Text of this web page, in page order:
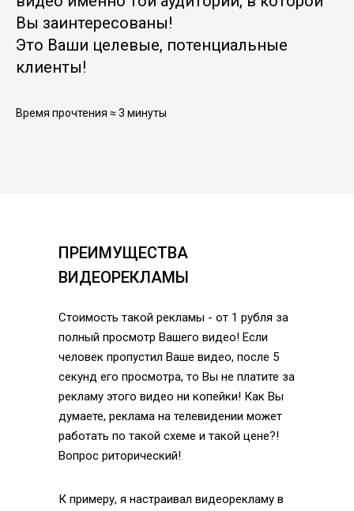
Вы заинтересованы!
Это Ваши целевые, потенциальные
клиенты!
Время прочтения ≈ 3 минуты
Стоимость такой рекламы - от 1 рубля за
полный просмотр Вашего видео! Если
человек пропустил Ваше видео, после 5
секунд его просмотра, то Вы не платите за
рекламу этого видео ни копейки! Как Вы
думаете, реклама на телевидении может
работать по такой схеме и такой цене?!
Вопрос риторический!
К примеру, я настраивал видеорекламу в
ПРЕИМУЩЕСТВА
ВИДЕОРЕКЛАМЫ